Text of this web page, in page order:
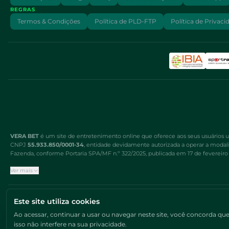
REGRAS
Termos & Condições Política de PLD-FTP Política de
VERA BET é um site de entretenimento online que oferece aos seus usuários
CNPJ 55.933.850/0001-34, entidade devidamente autorizada a operar a
Fazenda, conforme Portaria SPA/MF n.º 322/2025, publicada em 17 de
Ao acessar, continuar a usar ou navegar neste site, você concorda que
O uso desta plataforma é proibido para
Ver mais
Este site utiliza cookies
Ao acessar, continuar a usar ou navegar neste site, você concorda
isso não interfere na sua privacidade.